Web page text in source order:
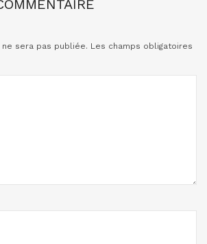
sera pas publiée. Les champs obligatoires